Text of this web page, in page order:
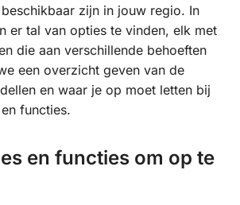
zijn in jouw regio. In
er tal van opties te vinden, elk met
die aan verschillende behoeften
een overzicht geven van de
en waar je op moet letten bij
functies.
en functies om op te